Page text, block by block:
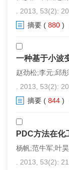
. 2013, 53(2):
摘要 ( 880 )
一种基于小波
赵劲松;李元;邱
. 2013, 53(2):
摘要 ( 844 )
PDC方法在化
杨帆;范牛军;叶
. 2013, 53(2):